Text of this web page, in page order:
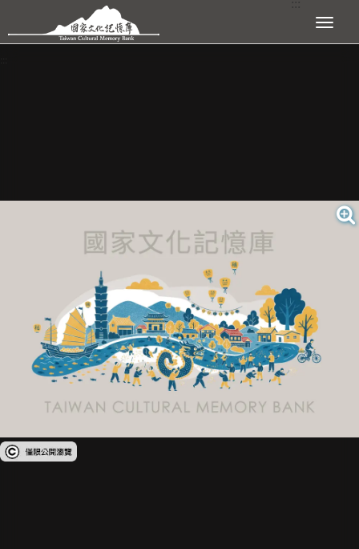
跳到主要內容區塊 展開選單
:::
受著作權法保護-僅限於本平台有限度公開瀏覽